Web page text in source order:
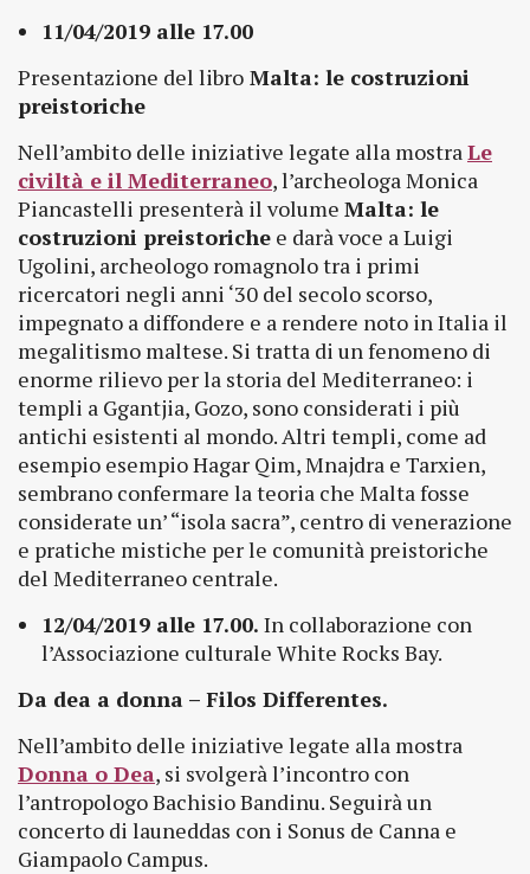
11/04/2019 alle 17.00
Presentazione del libro Malta: le costruzioni
preistoriche
Nell’ambito delle iniziative legate alla mostraLe
civiltà e il Mediterraneo, l’archeologa Monica
Piancastelli presenterà il volume Malta: le
costruzioni preistoriche e darà voce a Luigi
Ugolini, archeologo romagnolo tra i primi
ricercatori negli anni ‘30 del secolo scorso,
impegnato a diffondere e a rendere noto in Italia il
megalitismo maltese. Si tratta di un fenomeno di
enorme rilievo per la storia del Mediterraneo: i
templi a Ggantjia, Gozo, sono considerati i più
antichi esistenti al mondo. Altri templi, come ad
esempio esempio Hagar Qim, Mnajdra e Tarxien,
sembrano confermare la teoria che Malta fosse
considerate un’ “isola sacra”, centro di venerazione
e pratiche mistiche per le comunità preistoriche
del Mediterraneo centrale.
12/04/2019 alle 17.00. In collaborazione con
l’Associazione culturale White Rocks Bay.
Da dea a donna – Filos Differentes.
Nell’ambito delle iniziative legate alla mostra
Donna o Dea, si svolgerà l’incontro con
l’antropologo Bachisio Bandinu. Seguirà un
concerto di launeddas con i Sonus de Canna e
Giampaolo Campus.